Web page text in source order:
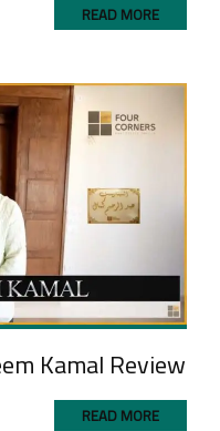
READ MORE
Kamal Review
READ MORE